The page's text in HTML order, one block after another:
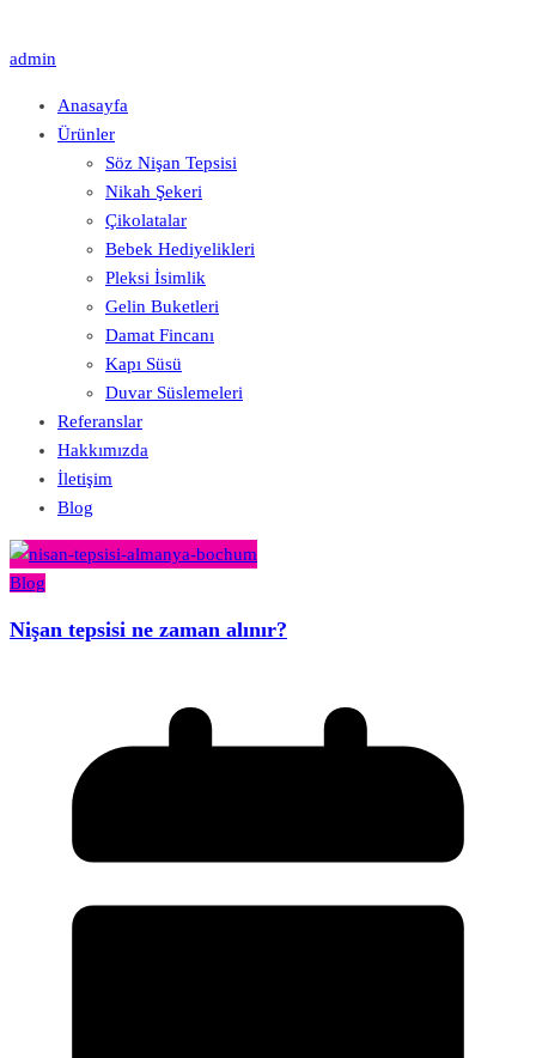
admin
Anasayfa
Ürünler
Söz Nişan Tepsisi
Nikah Şekeri
Çikolatalar
Bebek Hediyelikleri
Pleksi İsimlik
Gelin Buketleri
Damat Fincanı
Kapı Süsü
Duvar Süslemeleri
Referanslar
Hakkımızda
İletişim
Blog
Blog
Nişan tepsisi ne zaman alınır?